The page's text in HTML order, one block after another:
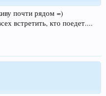
почти рядом =)
встретить, кто поедет....